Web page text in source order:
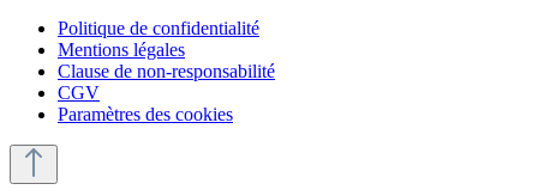
Politique de confidentialité
Mentions légales
Clause de non-responsabilité
CGV
Paramètres des cookies